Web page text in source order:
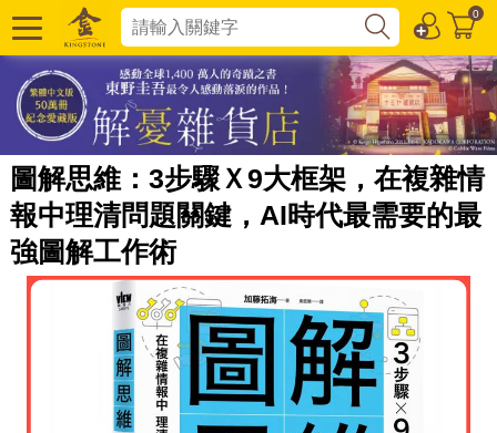
0
圖解思維：3步驟Ｘ9大框架，在複雜情
報中理清問題關鍵，AI時代最需要的最
強圖解工作術